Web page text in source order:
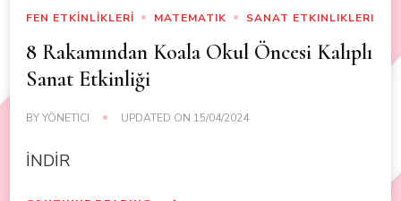
FEN ETKİNLİKLERİ MATEMATIK SANAT ETKINLIKLERI
8 Rakamından Koala Okul Öncesi Kalıplı
Sanat Etkinliği
BYYÖNETICI UPDATED ON 15/04/2024
İNDİR